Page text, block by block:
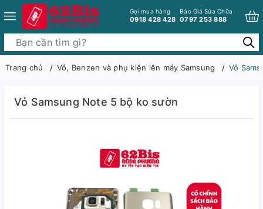
Gọi mua hàng
0918 428 428
Báo Giá Sửa Chữa
0797 253 888
Trang chủ Vỏ, Benzen và phụ kiện lên máy Samsung Vỏ
Vỏ Samsung Note 5 bộ ko sườn